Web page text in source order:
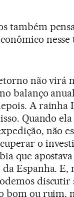
também
nesse
não virá
balanço
A rainha
Quando
não
o
que
Espanha. E,
discutir
bom ou ruim,